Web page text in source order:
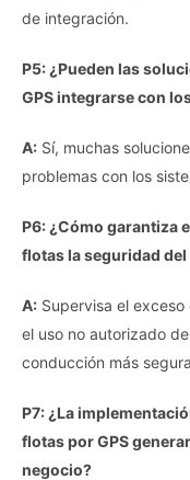
de integración.
P5: ¿Pueden las
GPS integrarse con
A: Sí, muchas
problemas con los
P6: ¿Cómo garantiza
flotas la seguridad
A: Supervisa el
el uso no autorizado
conducción más
P7: ¿La
flotas por GPS
negocio?